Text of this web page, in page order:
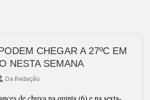
CHEGAR A 27ºC EM
NESTA SEMANA
Da Redação
de chuva na quinta (6) e na sexta-